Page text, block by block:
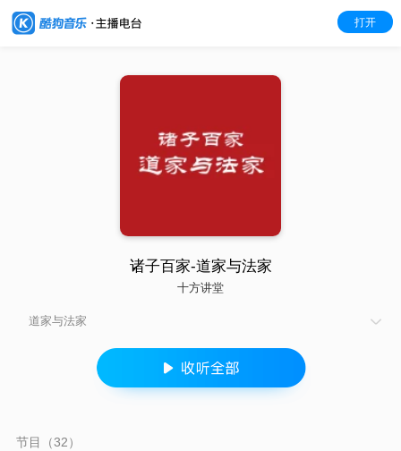
打开
诸子百家-道家与法家
十方讲堂
道家与法家
节目（32）